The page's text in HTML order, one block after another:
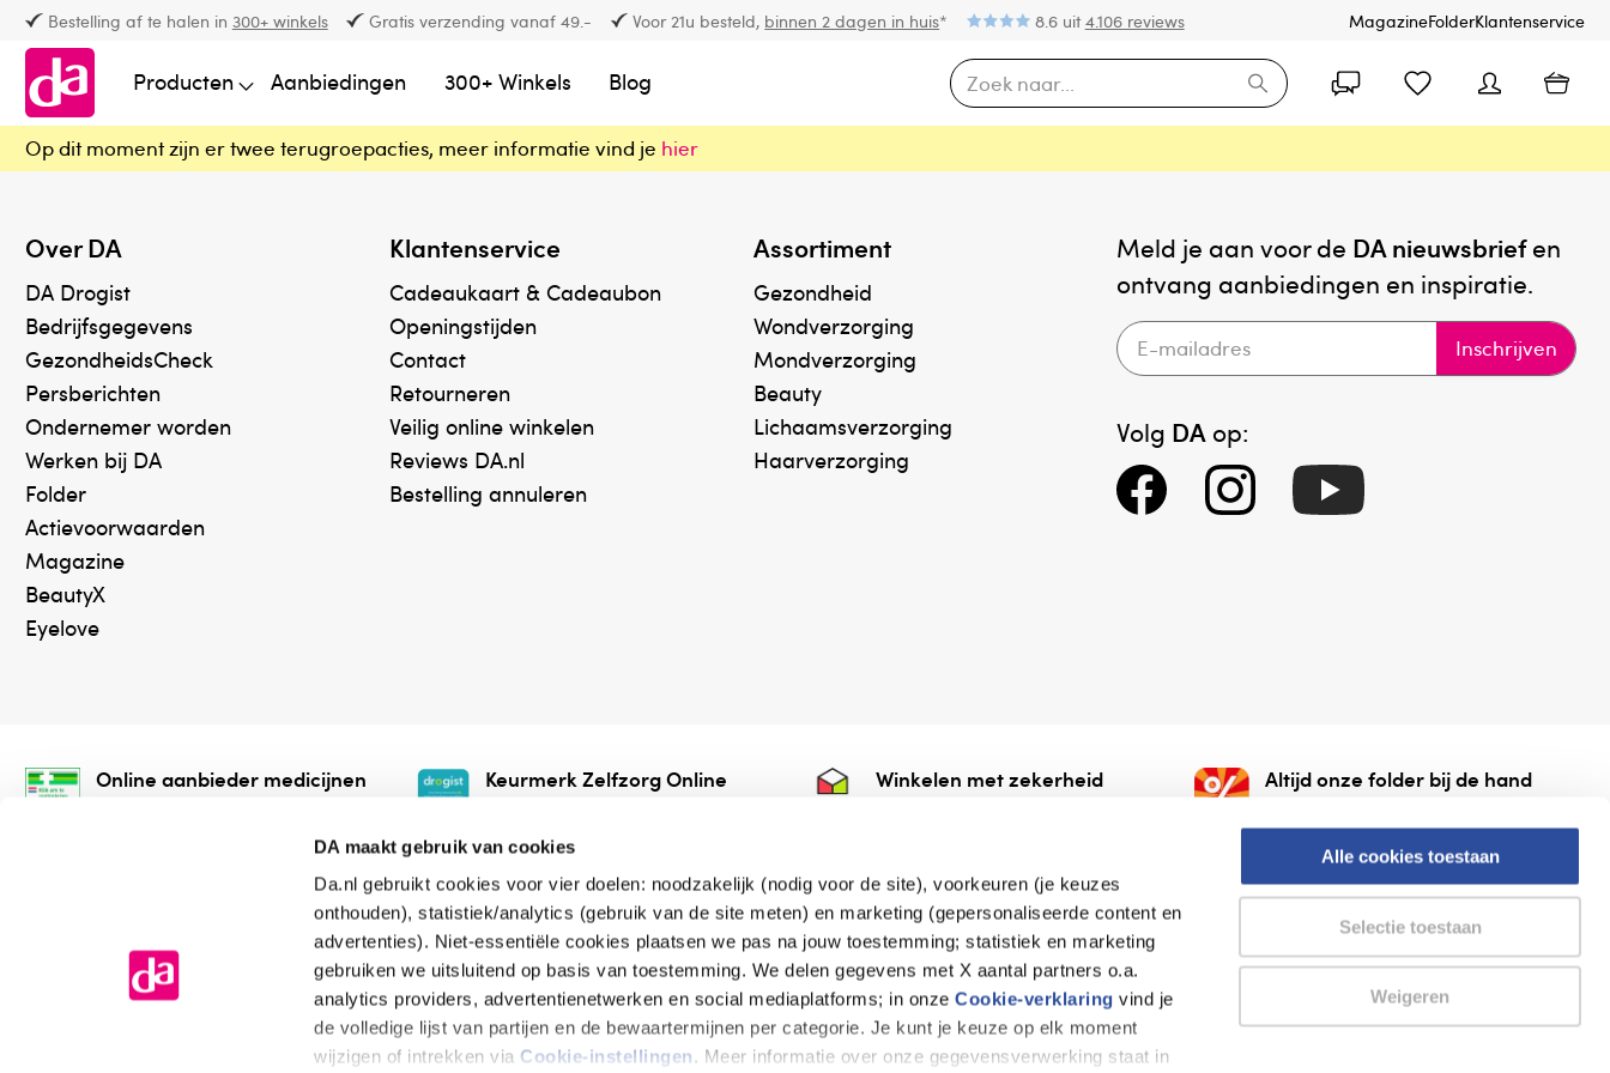
DA maakt gebruik van cookies
Da.nl gebruikt cookies voor vier doelen: noodzakelijk (nodig voor de site), voorkeuren (je keuzes
onthouden), statistiek/analytics (gebruik van de site meten) en marketing (gepersonaliseerde content en
advertenties). Niet-essentiële cookies plaatsen we pas na jouw toestemming; statistiek en marketing
gebruiken we uitsluitend op basis van toestemming. We delen gegevens met X aantal partners o.a.
analytics providers, advertentienetwerken en social mediaplatforms; in onzeCookie-verklaring vind je
de volledige lijst van partijen en de bewaartermijnen per categorie. Je kunt je keuze op elk moment
wijzigen of intrekken via Cookie-instellingen. Meer informatie over onze gegevensverwerking staat in
Alle cookies toestaan
Selectie toestaan
Weigeren
Bestelling af te halen in 300+ winkels Gratis verzending vanaf 49.- Voor 21u besteld, binnen 2 dagen in huis* 8.6 uit4.106 reviews MagazineFolderKlantenservice
Producten Aanbiedingen 300+ Winkels Blog
Op dit moment zijn er twee terugroepacties, meer informatie vind je hier
Over DA
DA Drogist
Bedrijfsgegevens
GezondheidsCheck
Persberichten
Ondernemer worden
Werken bij DA
Folder
Actievoorwaarden
Magazine
BeautyX
Eyelove
Klantenservice
Cadeaukaart & Cadeaubon
Openingstijden
Contact
Retourneren
Veilig online winkelen
Reviews DA.nl
Bestelling annuleren
Assortiment
Gezondheid
Wondverzorging
Mondverzorging
Beauty
Lichaamsverzorging
Haarverzorging
Meld je aan voor de DA nieuwsbriefen
ontvang aanbiedingen en inspiratie.
Inschrijven
Volg DA op:
Online aanbieder medicijnen
onze webshop mag verkopen.
Keurmerk Zelfzorg Online
online.
Winkelen met zekerheid Altijd onze folder bij de hand
AlleFolders.
de vriendelijke specialist
Algemene voorwaarden Cookieverklaring Disclaimer Privacy verklaring Thuiswinkel waarborg